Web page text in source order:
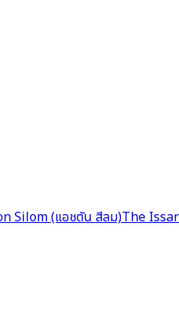
Silom (แอชตัน สีลม)The